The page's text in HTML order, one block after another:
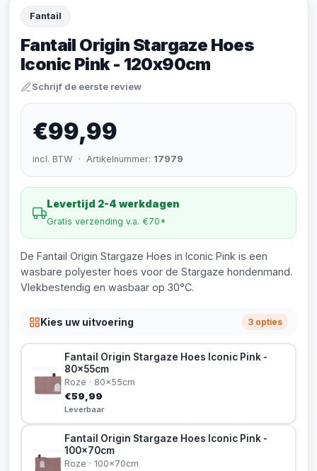
Fantail
Fantail Origin Stargaze Hoes
Iconic Pink - 120x90cm
Schrijf de eerste review
€99,99
incl. BTW · Artikelnummer: 17979
Levertijd 2-4 werkdagen
Gratis verzending v.a. €70*
De Fantail Origin Stargaze Hoes in Iconic Pink is een
wasbare polyester hoes voor de Stargaze hondenmand.
Vlekbestendig en wasbaar op 30°C.
Kies uw uitvoering 3 opties
Fantail Origin Stargaze Hoes Iconic Pink -
80x55cm
Roze · 80x55cm
€59,99
Leverbaar
Fantail Origin Stargaze Hoes Iconic Pink -
100x70cm
Roze · 100x70cm